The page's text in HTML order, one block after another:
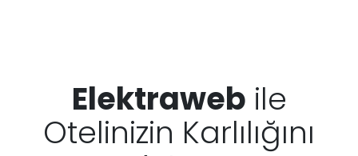
Elektraweb ile
Otelinizin Karlılığını